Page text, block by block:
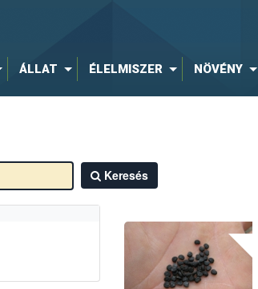
ÁLLAT ÉLELMISZER NÖVÉNY
Keresés